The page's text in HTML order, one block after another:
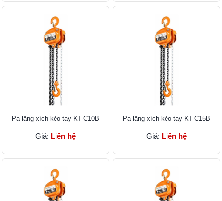
Pa lăng xích kéo tay KT-C10B
Giá: Liên hệ
Pa lăng xích kéo tay KT-C15B
Giá: Liên hệ